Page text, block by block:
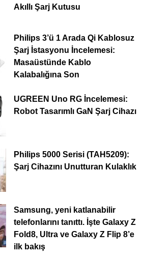
Akıllı Şarj Kutusu
Philips 3’ü 1 Arada Qi Kablosuz
Şarj İstasyonu İncelemesi:
Masaüstünde Kablo
Kalabalığına Son
UGREEN Uno RG İncelemesi:
Robot Tasarımlı GaN Şarj Cihazı
Philips 5000 Serisi (TAH5209):
Şarj Cihazını Unutturan Kulaklık
Samsung, yeni katlanabilir
telefonlarını tanıttı. İşte Galaxy Z
Fold8, Ultra ve Galaxy Z Flip 8’e
ilk bakış